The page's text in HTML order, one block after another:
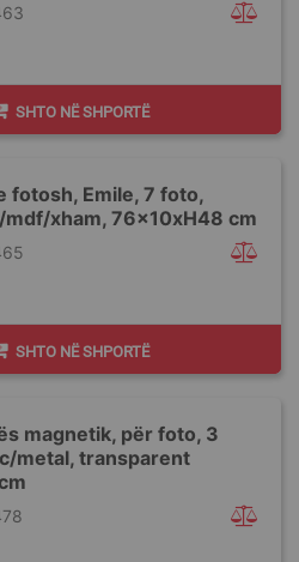
SHTO NË SHPORTË
fotosh, Emile, 7 foto,
mdf/xham, 76x10xH48 cm
SHTO NË SHPORTË
magnetik, për foto, 3
metal, transparent